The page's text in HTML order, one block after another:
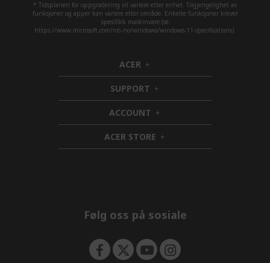
* Tidsplanen for oppgradering vil variere etter enhet. Tilgjengelighet av
funksjoner og apper kan variere etter område. Enkelte funksjoner krever
spesifikk maskinvare (se
https://www.microsoft.com/nb-no/windows/windows-11-specifications).
ACER h
i
d
d
e
n
SUPPORT h
i
d
e
n
ACCOUNT h
i
d
d
ACER STORE h
i
Følg oss på sosiale